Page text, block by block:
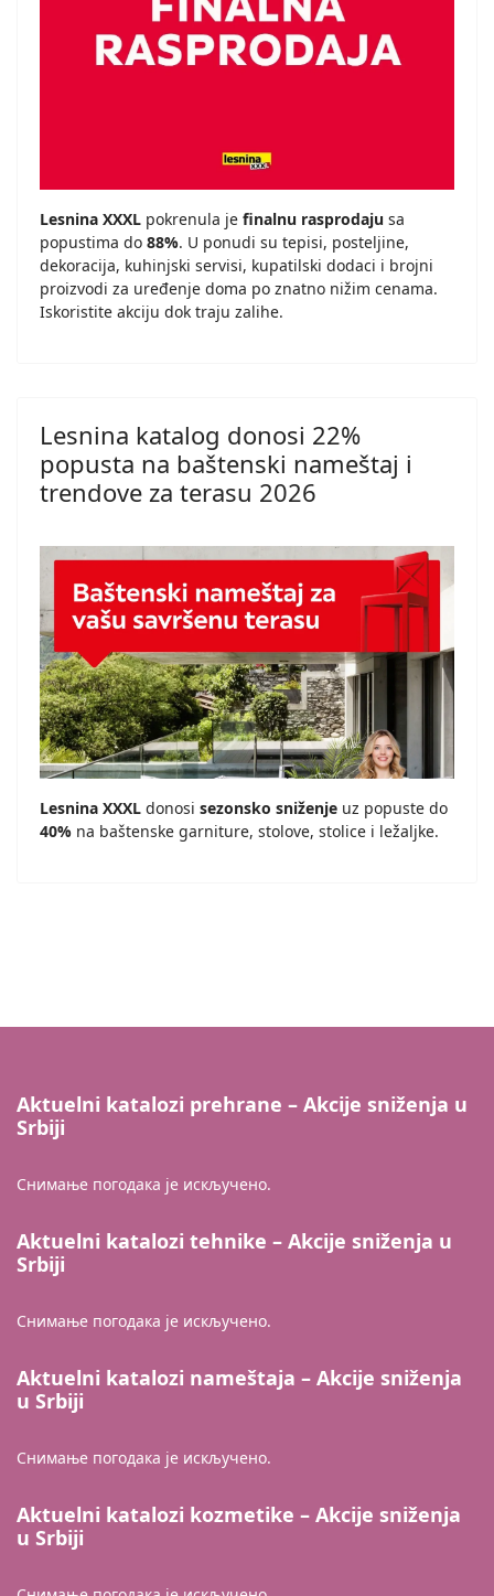
Lesnina XXXL pokrenula je finalnu rasprodaju sa
popustima do 88%. U ponudi su tepisi, posteljine,
dekoracija, kuhinjski servisi, kupatilski dodaci i brojni
proizvodi za uređenje doma po znatno nižim cenama.
Iskoristite akciju dok traju zalihe.
Lesnina katalog donosi 22%
popusta na baštenski nameštaj i
trendove za terasu 2026
Lesnina XXXL donosi sezonsko sniženje uz popuste do
40% na baštenske garniture, stolove, stolice i ležaljke.
Aktuelni katalozi prehrane – Akcije sniženja u
Srbiji
Снимање погодака је искључено.
Aktuelni katalozi tehnike – Akcije sniženja u
Srbiji
Снимање погодака је искључено.
Aktuelni katalozi nameštaja – Akcije sniženja
u Srbiji
Снимање погодака је искључено.
Aktuelni katalozi kozmetike – Akcije sniženja
u Srbiji